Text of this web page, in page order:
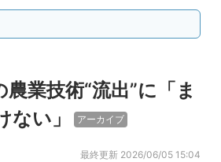
業技術“流出”に「ま
い」
アーカイブ
最終更新 2026/06/05 15:04